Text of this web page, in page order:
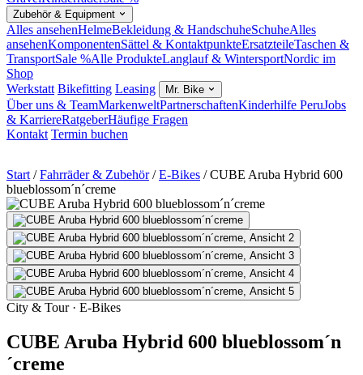
Zubehör & Equipment
Alles ansehenHelmeBekleidung & HandschuheSchuheAlles
ansehenKomponentenSättel & KontaktpunkteErsatzteileTaschen &
TransportSale %Alle ProdukteLanglauf & WintersportNordic im
Shop
Werkstatt Bikefitting Leasing Mr. Bike
Über uns & TeamMarkenweltPartnerschaftenKinderhilfe PeruJobs
& KarriereRatgeberHäufige Fragen
Kontakt Termin buchen
Start / Fahrräder & Zubehör / E-Bikes /CUBE Aruba Hybrid 600
blueblossom´n´creme
City & Tour · E-Bikes
CUBE Aruba Hybrid 600 blueblossom´n
´creme